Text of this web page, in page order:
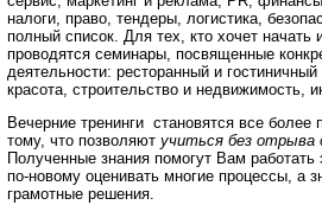
налоги, право, тендеры, логистика,
полный список. Для тех, кто хочет
проводятся семинары, посвященные
деятельности: ресторанный и
красота, строительство и недвижимость,
Вечерние тренинги становятся все более
тому, что позволяют учиться без
Полученные знания помогут Вам
по-новому оценивать многие процессы, а
грамотные решения.